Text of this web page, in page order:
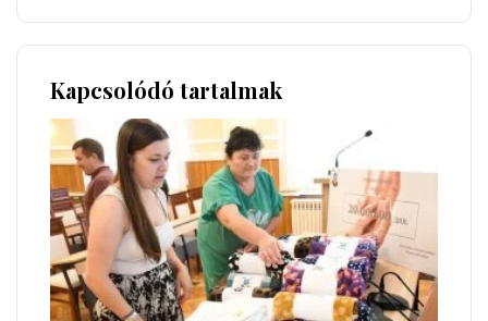
Kapcsolódó tartalmak